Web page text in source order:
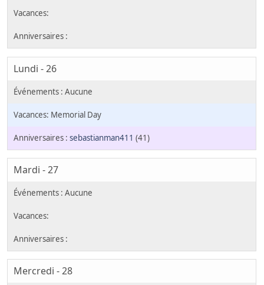
Lundi - 26
Memorial Day
sebastianman411 (41)
Mardi - 27
Mercredi - 28